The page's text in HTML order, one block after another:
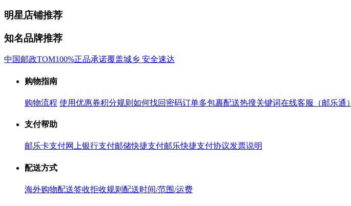
明星店铺推荐
知名品牌推荐
中国邮政TOM100%正品承诺覆盖城乡 安全速达
购物指南
购物流程 使用优惠券积分规则 如何找回密码订单多包裹配送热搜关键词在线客服（邮乐通）
支付帮助
邮乐卡支付网上银行支付邮储快捷支付邮乐快捷支付协议发票说明
配送方式
海外购物配送签收拒收规则 配送时间/范围/运费